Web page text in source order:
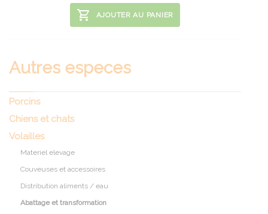
AJOUTER AU PANIER
Autres especes
Porcins
Chiens et chats
Volailles
Materiel elevage
Couveuses et accessoires
Distribution aliments / eau
Abattage et transformation